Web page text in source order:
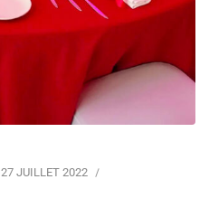
27 JUILLET 2022